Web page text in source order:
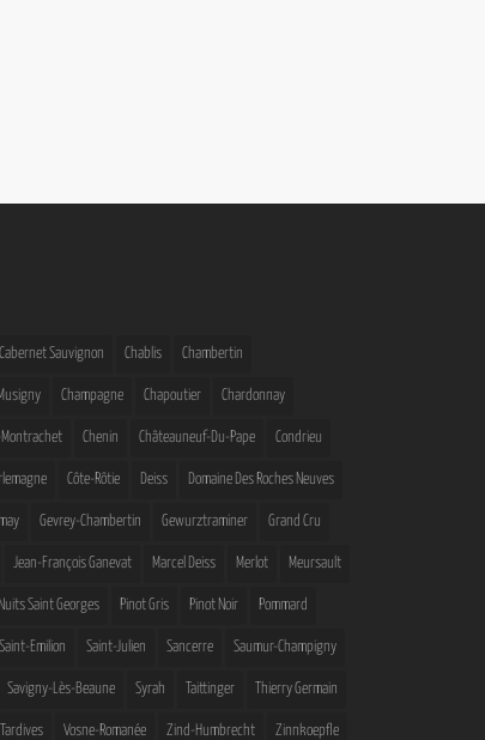
Cabernet Sauvignon Chablis Chambertin
Champagne Chapoutier Chardonnay
Chenin Châteauneuf-Du-Pape Condrieu
Côte-Rôtie Deiss Domaine Des Roches Neuves
Gevrey-Chambertin Gewurztraminer Grand Cru
Jean-François Ganevat Marcel Deiss Merlot Meursault
Nuits Saint Georges Pinot Gris Pinot Noir Pommard
Saint-Emilion Saint-Julien Sancerre Saumur-Champigny
Savigny-Lès-Beaune Syrah Taittinger Thierry Germain
Vosne-Romanée Zind-Humbrecht Zinnkoepfle